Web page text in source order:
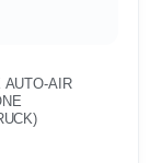
AUTO-AIR